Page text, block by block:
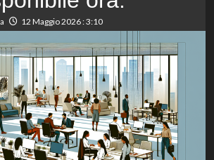
12 Maggio 2026 : 3:10